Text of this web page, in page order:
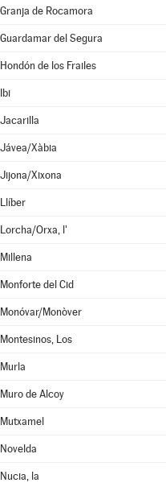
Granja de Rocamora
Guardamar del Segura
Hondón de los Frailes
Ibi
Jacarilla
Jávea/Xàbia
Jijona/Xixona
Llíber
Lorcha/Orxa, l'
Millena
Monforte del Cid
Monóvar/Monòver
Montesinos, Los
Murla
Muro de Alcoy
Mutxamel
Novelda
Nucia, la